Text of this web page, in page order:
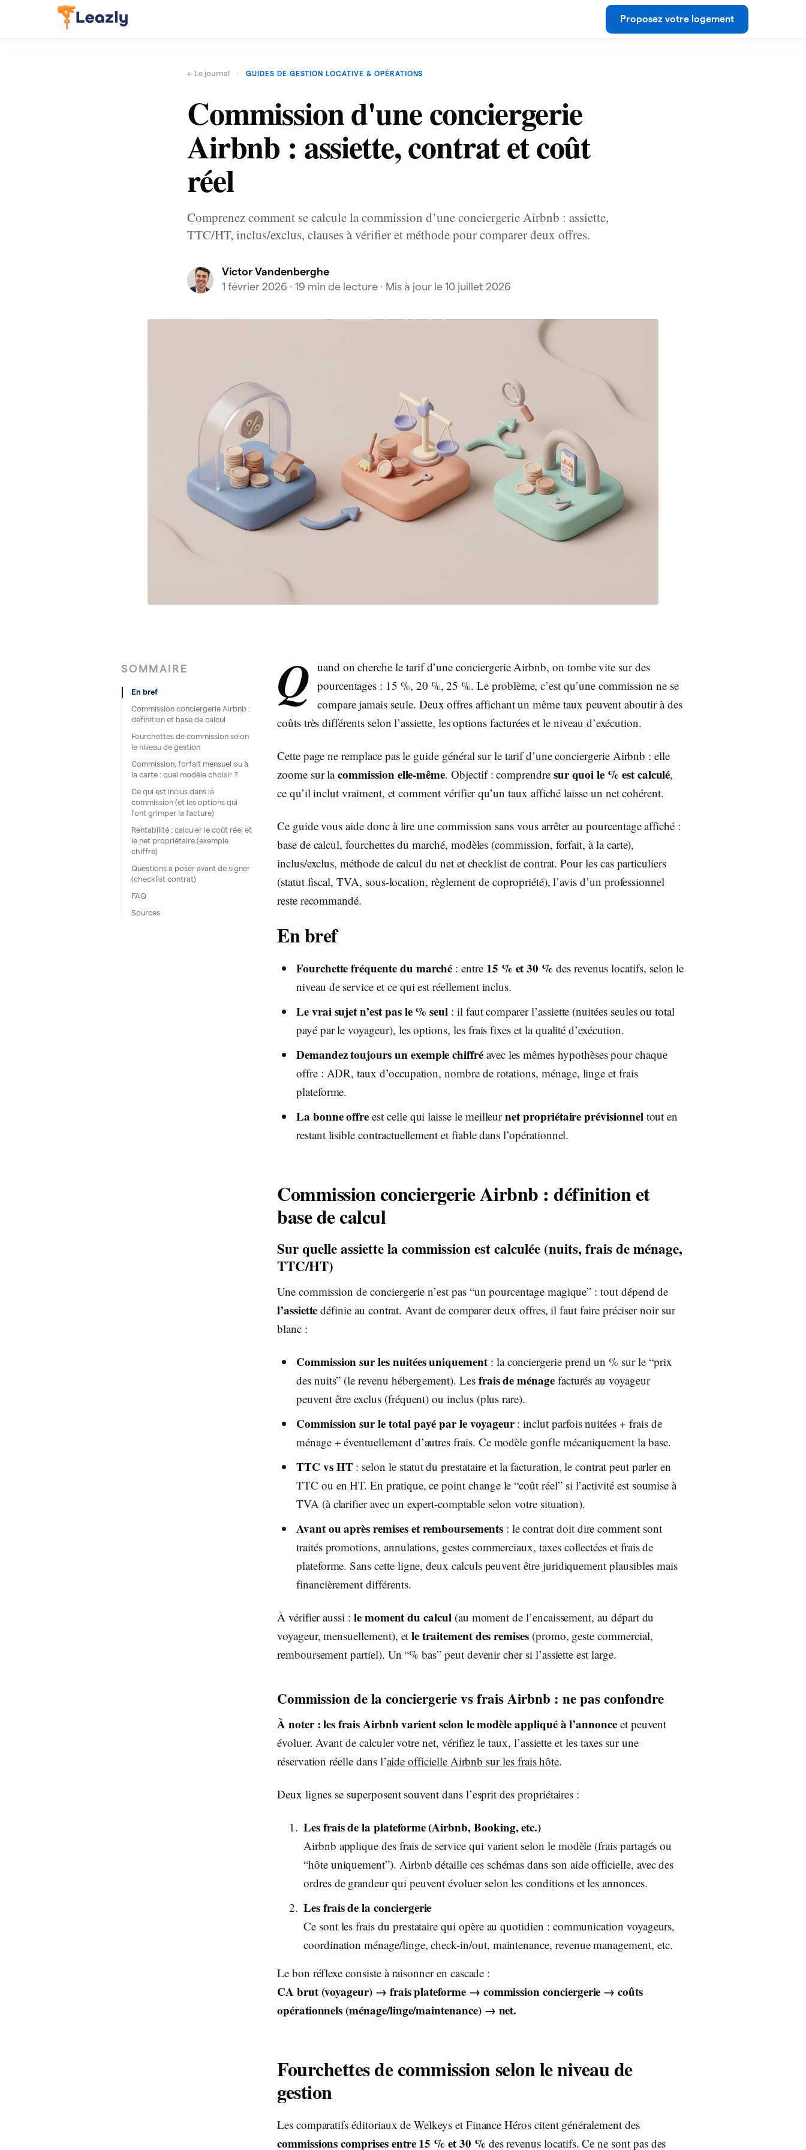
Proposez votre logement
← Le journal GUIDES DE GESTION LOCATIVE & OPÉRATIONS
Commission d'une conciergerie
Airbnb : assiette, contrat et coût
réel
Comprenez comment se calcule la commission d’une conciergerie Airbnb : assiette,
TTC/HT, inclus/exclus, clauses à vérifier et méthode pour comparer deux offres.
Victor Vandenberghe
1 février 2026 · 19 min de lecture · Mis à jour le 10 juillet 2026
SOMMAIRE
En bref
Commission conciergerie Airbnb :
définition et base de calcul
Fourchettes de commission selon
le niveau de gestion
Commission, forfait mensuel ou à
la carte : quel modèle choisir ?
Ce qui est inclus dans la
commission (et les options qui
font grimper la facture)
Rentabilité : calculer le coût réel et
le net propriétaire (exemple
chiffré)
Questions à poser avant de signer
(checklist contrat)
FAQ
Sources
Q uand on cherche le tarif d’une conciergerie Airbnb, on tombe vite sur des
pourcentages : 15 %, 20 %, 25 %. Le problème, c’est qu’une commission ne se
compare jamais seule. Deux offres affichant un même taux peuvent aboutir à des
coûts très différents selon l’assiette, les options facturées et le niveau d’exécution.
Cette page ne remplace pas le guide général sur letarif d’une conciergerie Airbnb : elle
zoome sur lacommission elle-même. Objectif : comprendre sur quoi le % est calculé,
ce qu’il inclut vraiment, et comment vérifier qu’un taux affiché laisse un net cohérent.
Ce guide vous aide donc à lire une commission sans vous arrêter au pourcentage affiché :
base de calcul, fourchettes du marché, modèles (commission, forfait, à la carte),
inclus/exclus, méthode de calcul du net et checklist de contrat. Pour les cas particuliers
(statut fiscal, TVA, sous-location, règlement de copropriété), l’avis d’un professionnel
reste recommandé.
En bref
Fourchette fréquente du marché : entre 15 % et 30 % des revenus locatifs, selon le
niveau de service et ce qui est réellement inclus.
Le vrai sujet n’est pas le % seul : il faut comparer l’assiette (nuitées seules ou total
payé par le voyageur), les options, les frais fixes et la qualité d’exécution.
Demandez toujours un exemple chiffréavec les mêmes hypothèses pour chaque
offre : ADR, taux d’occupation, nombre de rotations, ménage, linge et frais
plateforme.
La bonne offre est celle qui laisse le meilleurnet propriétaire prévisionnel tout en
restant lisible contractuellement et fiable dans l’opérationnel.
Commission conciergerie Airbnb : définition et
base de calcul
Sur quelle assiette la commission est calculée (nuits, frais de ménage,
TTC/HT)
Une commission de conciergerie n’est pas “un pourcentage magique” : tout dépend de
l’assiette définie au contrat. Avant de comparer deux offres, il faut faire préciser noir sur
blanc :
Commission sur les nuitées uniquement: la conciergerie prend un % sur le “prix
des nuits” (le revenu hébergement). Les frais de ménagefacturés au voyageur
peuvent être exclus (fréquent) ou inclus (plus rare).
Commission sur le total payé par le voyageur: inclut parfois nuitées + frais de
ménage + éventuellement d’autres frais. Ce modèle gonfle mécaniquement la base.
TTC vs HT : selon le statut du prestataire et la facturation, le contrat peut parler en
TTC ou en HT. En pratique, ce point change le “coût réel” si l’activité est soumise à
TVA (à clarifier avec un expert-comptable selon votre situation).
Avant ou après remises et remboursements: le contrat doit dire comment sont
traités promotions, annulations, gestes commerciaux, taxes collectées et frais de
plateforme. Sans cette ligne, deux calculs peuvent être juridiquement plausibles mais
financièrement différents.
À vérifier aussi : le moment du calcul (au moment de l’encaissement, au départ du
voyageur, mensuellement), etle traitement des remises(promo, geste commercial,
remboursement partiel). Un “% bas” peut devenir cher si l’assiette est large.
Commission de la conciergerie vs frais Airbnb : ne pas confondre
À noter : les frais Airbnb varient selon le modèle appliqué à l’annonceet peuvent
évoluer. Avant de calculer votre net, vérifiez le taux, l’assiette et les taxes sur une
réservation réelle dans l’aide officielle Airbnb sur les frais hôte.
Deux lignes se superposent souvent dans l’esprit des propriétaires :
Les frais de la plateforme (Airbnb, Booking, etc.)
Airbnb applique des frais de service qui varient selon le modèle (frais partagés ou
“hôte uniquement”). Airbnb détaille ces schémas dans son aide officielle, avec des
ordres de grandeur qui peuvent évoluer selon les conditions et les annonces.
Les frais de la conciergerie
Ce sont les frais du prestataire qui opère au quotidien : communication voyageurs,
coordination ménage/linge, check-in/out, maintenance, revenue management, etc.
Le bon réflexe consiste à raisonner en cascade :
CA brut (voyageur) → frais plateforme → commission conciergerie → coûts
opérationnels (ménage/linge/maintenance) → net.
Fourchettes de commission selon le niveau de
gestion
Les comparatifs éditoriaux deWelkeyset Finance Héroscitent généralement des
commissions comprises entre 15 % et 30 % des revenus locatifs. Ce ne sont pas des